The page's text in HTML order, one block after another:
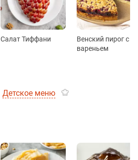
Салат Тиффани
Венский пирог с
вареньем
Детское меню